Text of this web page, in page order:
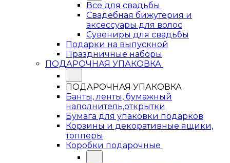
Все для свадьбы
Свадебная бижутерия и
аксессуары для волос
Сувениры для свадьбы
Подарки на выпускной
Праздничные наборы
ПОДАРОЧНАЯ УПАКОВКА
ПОДАРОЧНАЯ УПАКОВКА
Банты, ленты, бумажный
наполнитель,открытки
Бумага для упаковки подарков
Корзины и декоративные ящики,
топперы
Коробки подарочные